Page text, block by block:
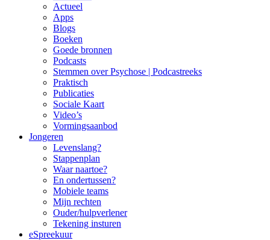
Actueel
Apps
Blogs
Boeken
Goede bronnen
Podcasts
Stemmen over Psychose | Podcastreeks
Praktisch
Publicaties
Sociale Kaart
Video’s
Vormingsaanbod
Jongeren
Levenslang?
Stappenplan
Waar naartoe?
En ondertussen?
Mobiele teams
Mijn rechten
Ouder/hulpverlener
Tekening insturen
eSpreekuur